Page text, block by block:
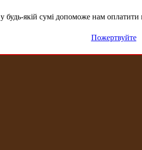
якій сумі допоможе нам оплатити
Пожертвуйте